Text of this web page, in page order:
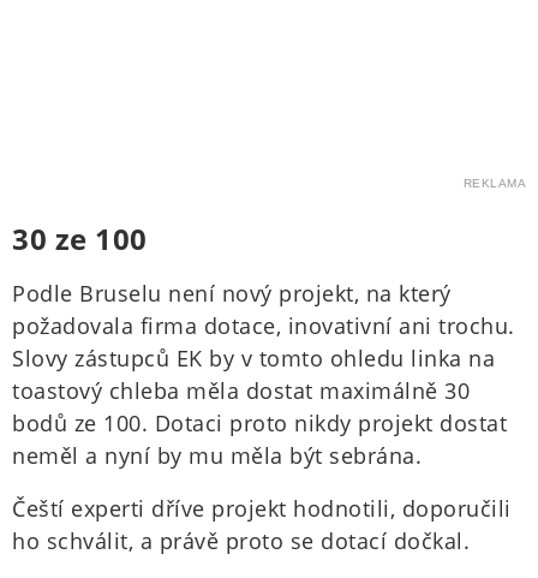
REKLAMA
30 ze 100
Podle Bruselu není nový projekt, na který
požadovala firma dotace, inovativní ani trochu.
Slovy zástupců EK by v tomto ohledu linka na
toastový chleba měla dostat maximálně 30
bodů ze 100. Dotaci proto nikdy projekt dostat
neměl a nyní by mu měla být sebrána.
Čeští experti dříve projekt hodnotili, doporučili
ho schválit, a právě proto se dotací dočkal.